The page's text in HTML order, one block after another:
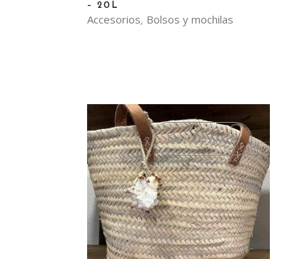
tiene
múltiples
elegir
en
la
página
de
producto
Accesorios, Bolsos y mochilas
– 20L
Out Of Stock